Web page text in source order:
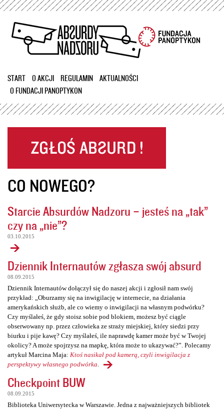
Przejdź
treści
START O AKCJI REGULAMIN
AKTUALNOŚCI
O FUNDACJI PANOPTYKON
CO NOWEGO?
Starcie Absurdów Nadzoru – jesteś na „tak”
czy na „nie”?
03.10.2015
Dziennik Internautów zgłasza swój absurd
08.09.2015
Dziennik Internautów dołączył się do naszej akcji i zgłosił nam swój
przykład: „Oburzamy się na inwigilację w internecie, na działania
amerykańskich służb, ale co wiemy o inwigilacji na własnym podwórku?
Czy myślałeś, że gdy stoisz sobie pod blokiem, możesz być ciągle
obserwowany np. przez człowieka ze straży miejskiej, który siedzi przy
biurku i pije kawę? Czy myślałeś, ile naprawdę kamer może być w Twojej
okolicy? A może spojrzysz na mapkę, która może to ukazywać?”. Polecamy
artykuł Marcina Maja: Ktoś nasikał pod kamerą, czyli inwigilacja z
perspektywy własnego podwórka
Checkpoint BUW
08.09.2015
Biblioteka Uniwersytecka w Warszawie. Jedna z najważniejszych bibliotek